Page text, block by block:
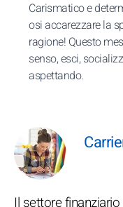
Carismatico e
osi accarezzare la
ragione! Questo
senso, esci,
aspettando.
Il settore